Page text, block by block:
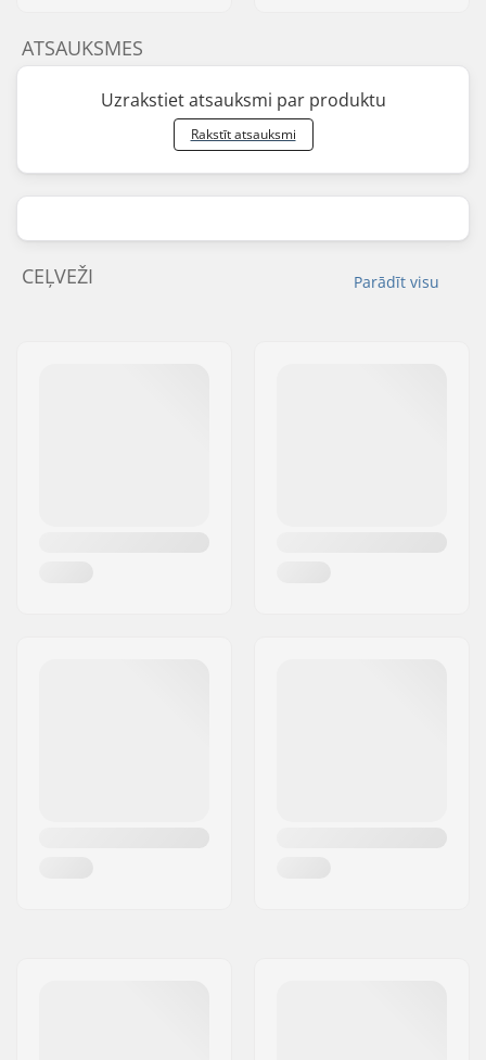
ATSAUKSMES
Uzrakstiet atsauksmi par produktu
Rakstīt atsauksmi
Parādīt visu
CEĻVEŽI